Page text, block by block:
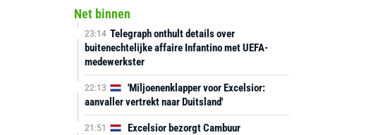
Net binnen
23:14 Telegraph onthult details over
buitenechtelijke affaire Infantino met UEFA-
medewerkster
22:13
'Miljoenenklapper voor Excelsior:
aanvaller vertrekt naar Duitsland'
21:51
Excelsior bezorgt Cambuur